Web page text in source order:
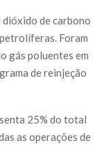
de carbono
Foram
gás poluentes em
de reinjeção
25% do total
as operações de